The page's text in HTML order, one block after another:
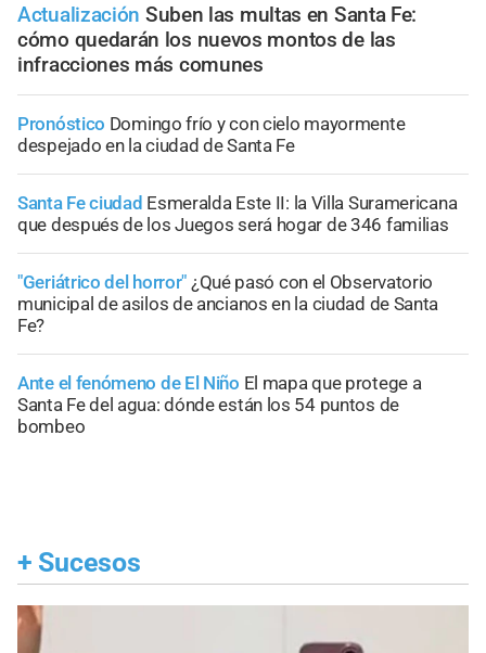
Actualización Suben las multas en Santa Fe:
cómo quedarán los nuevos montos de las
infracciones más comunes
Pronóstico Domingo frío y con cielo mayormente
despejado en la ciudad de Santa Fe
Santa Fe ciudad Esmeralda Este II: la Villa Suramericana
que después de los Juegos será hogar de 346 familias
"Geriátrico del horror" ¿Qué pasó con el Observatorio
municipal de asilos de ancianos en la ciudad de Santa
Fe?
Ante el fenómeno de El Niño El mapa que protege a
Santa Fe del agua: dónde están los 54 puntos de
bombeo
+ Sucesos